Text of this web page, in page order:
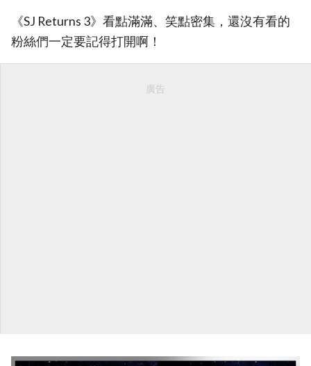
《SJ Returns 3》看點滿滿、笑點密集，還沒有看的
粉絲們一定要記得打開啊！
廣告